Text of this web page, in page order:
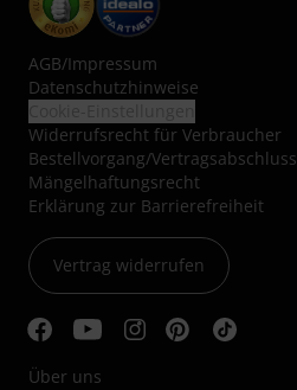
AGB/Impressum
Datenschutzhinweise
Widerrufsrecht für Verbraucher
Bestellvorgang/Vertragsabschluss
Mängelhaftungsrecht
Erklärung zur Barrierefreiheit
Vertrag widerrufen
Über uns